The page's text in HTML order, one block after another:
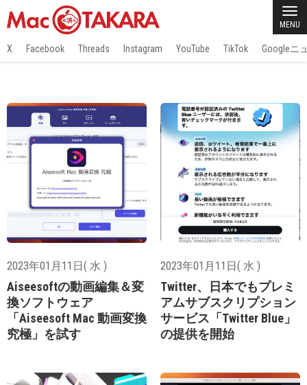
MENU
X Facebook Threads Instagram YouTube TikTok Googleニ
2023年01月11日( 水 )
Aiseesoftの動画編集＆変
換ソフトウェア
「Aiseesoft Mac 動画変換
究極」を試す
2023年01月11日( 水 )
Twitter、日本でもプレミ
アムサブスクリプション
サービス「Twitter Blue」
の提供を開始